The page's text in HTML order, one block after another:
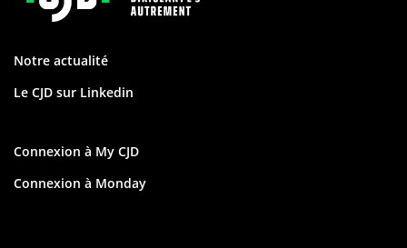
Notre actualité
Le CJD sur Linkedin
Connexion à My CJD
Connexion à Monday